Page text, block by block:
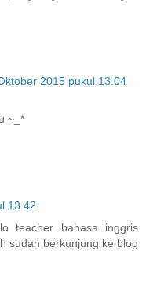
2015 pukul 13.04
~_*
13.42
teacher bahasa inggris
sudah berkunjung ke blog